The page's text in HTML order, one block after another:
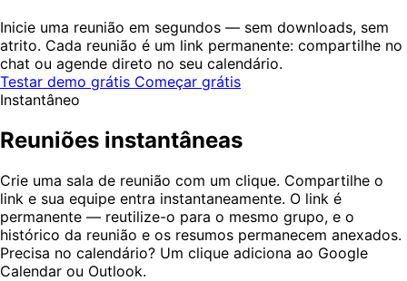
Inicie uma reunião em segundos — sem downloads, sem
atrito. Cada reunião é um link permanente: compartilhe no
chat ou agende direto no seu calendário.
Testar demo grátis Começar grátis
Instantâneo
Reuniões instantâneas
Crie uma sala de reunião com um clique. Compartilhe o
link e sua equipe entra instantaneamente. O link é
permanente — reutilize-o para o mesmo grupo, e o
histórico da reunião e os resumos permanecem anexados.
Precisa no calendário? Um clique adiciona ao Google
Calendar ou Outlook.